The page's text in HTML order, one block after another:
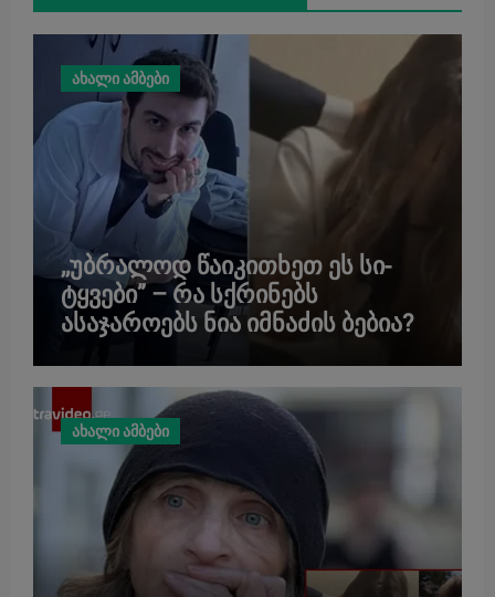
ახალი ამბები
,,უბ­რა­ლოდ წა­ი­კი­თხეთ ეს სი­
ტყვე­ბი” – რა სქრინებს
ასაჯაროებს ნია იმნაძის ბებია?
ახალი ამბები